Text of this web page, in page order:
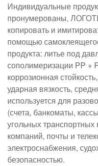
Индивидуальные
пронумерованы,
копировать и
помощью
продукта: литье под
сополимеризации PP +
коррозионная
ударная вязкость,
используется для
(счета, банкоматы,
угольных транспортных
компаний, почты и
электроснабжения,
безопасностью.